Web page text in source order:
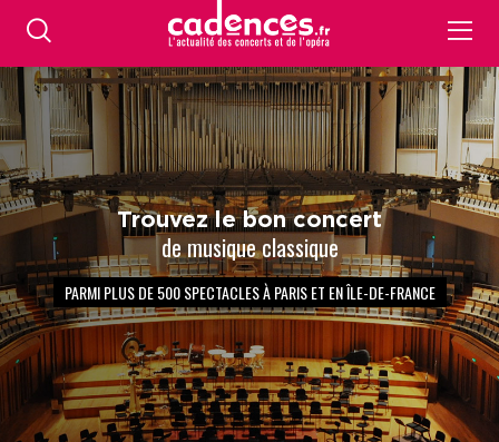
Trouvez le bon concert
de musique classique
PARMI PLUS DE 500 SPECTACLES À PARIS ET EN ÎLE-DE-FRANCE